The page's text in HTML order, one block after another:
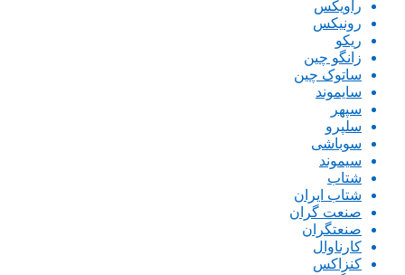
راویکس
رونیکس
ریکو
زانگو چین
ساتوک چین
سایموند
سپهر
سلپرو
سوباشی
سیموند
شتاب
شتاب ایران
صنعت گران
صنعتگران
کارناوال
کنزاکس